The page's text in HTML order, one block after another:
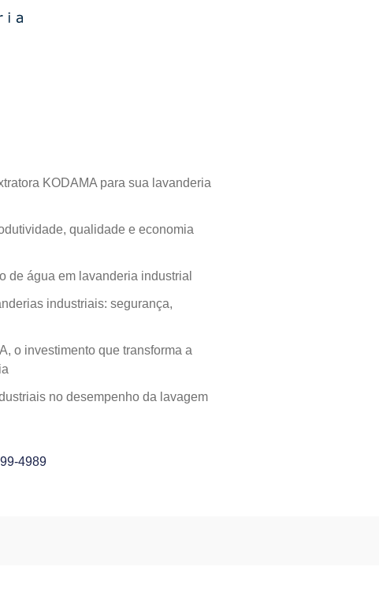
KODAMA para sua lavanderia
qualidade e economia
de água em lavanderia industrial
industriais: segurança,
o investimento que transforma a
no desempenho da lavagem
4989